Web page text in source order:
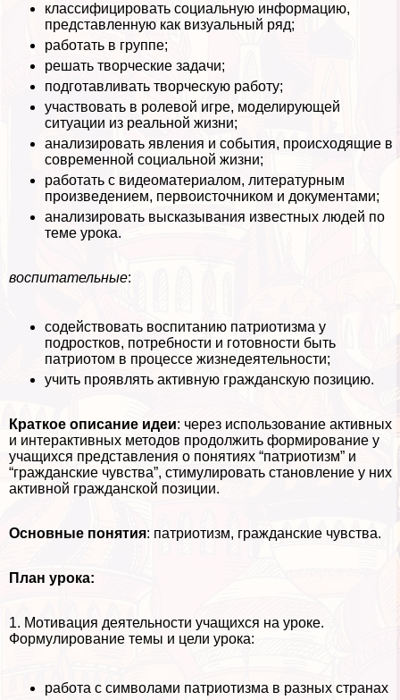
классифицировать социальную информацию,
представленную как визуальный ряд;
работать в группе;
решать творческие задачи;
подготавливать творческую работу;
участвовать в ролевой игре, моделирующей
ситуации из реальной жизни;
анализировать явления и события, происходящие в
современной социальной жизни;
работать с видеоматериалом, литературным
произведением, первоисточником и документами;
анализировать высказывания известных людей по
теме урока.
воспитательные:
содействовать воспитанию патриотизма у
подростков, потребности и готовности быть
патриотом в процессе жизнедеятельности;
учить проявлять активную гражданскую позицию.
Краткое описание идеи: через использование активных
и интеpaктивных методов продолжить формирование у
учащихся представления о понятиях “патриотизм” и
“гражданские чувства”, стимулировать становление у них
активной гражданской позиции.
Основные понятия: патриотизм, гражданские чувства.
План урока:
1. Мотивация деятельности учащихся на уроке.
Формулирование темы и цели урока:
работа с символами патриотизма в разных странах